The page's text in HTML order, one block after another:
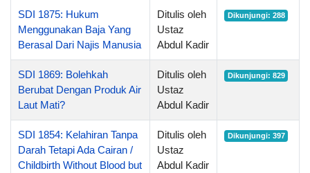
SDI 1875: Hukum
Menggunakan Baja Yang
Berasal Dari Najis Manusia
Ditulis oleh
Ustaz
Abdul Kadir
Dikunjungi: 288
SDI 1869: Bolehkah
Berubat Dengan Produk Air
Laut Mati?
Ditulis oleh
Ustaz
Abdul Kadir
Dikunjungi: 829
SDI 1854: Kelahiran Tanpa
Darah Tetapi Ada Cairan /
Childbirth Without Blood but
Ditulis oleh
Ustaz
Abdul Kadir
Dikunjungi: 397